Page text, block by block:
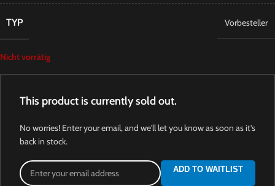
TYP Vorbesteller
Nicht vorrätig
This product is currently sold out.
No worries! Enter your email, and we'll let you know as soon as it's
back in stock.
ADD TO WAITLIST